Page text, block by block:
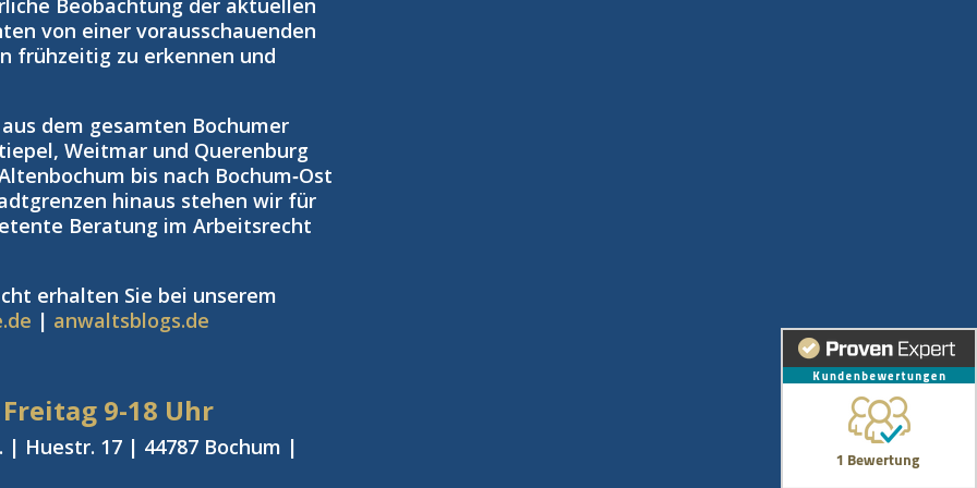
Beobachtung der aktuellen
von einer vorausschauenden
frühzeitig zu erkennen und
dem gesamten Bochumer
Weitmar und Querenburg
bis nach Bochum‑Ost
hinaus stehen wir für
Beratung im Arbeitsrecht
erhalten Sie bei unserem
| anwaltsblogs.de
9-18 Uhr
Huestr. 17 | 44787 Bochum |